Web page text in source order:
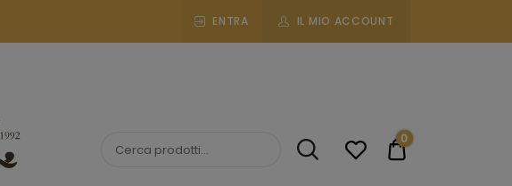
ENTRA IL MIO ACCOUNT
€0.00
0